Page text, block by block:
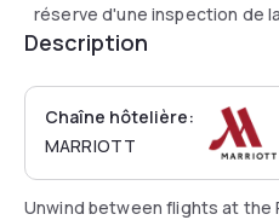
réserve d'une inspection de
Description
Chaîne hôtelière:
MARRIOTT
Unwind between flights at